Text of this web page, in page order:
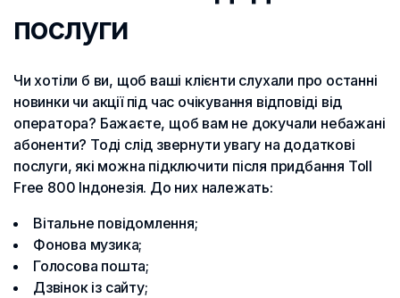
послуги
Чи хотіли б ви, щоб ваші клієнти слухали про останні
новинки чи акції під час очікування відповіді від
оператора? Бажаєте, щоб вам не докучали небажані
абоненти? Тоді слід звернути увагу на додаткові
послуги, які можна підключити після придбання Toll
Free 800 Індонезія. До них належать:
Вітальне повідомлення;
Фонова музика;
Голосова пошта;
Дзвінок із сайту;